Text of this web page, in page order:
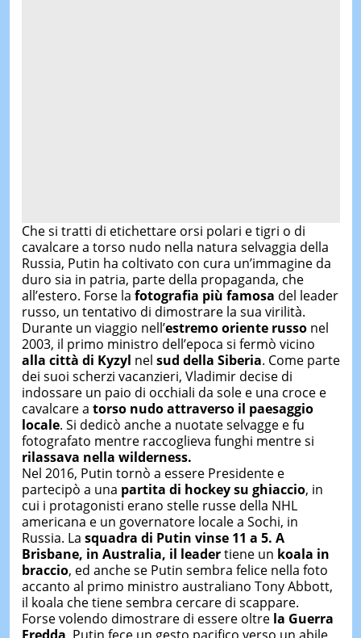
Che si tratti di etichettare orsi polari e tigri o di
cavalcare a torso nudo nella natura selvaggia della
Russia, Putin ha coltivato con cura un’immagine da
duro sia in patria, parte della propaganda, che
all’estero. Forse la fotografia più famosa del leader
russo, un tentativo di dimostrare la sua virilità.
Durante un viaggio nell’estremo oriente russonel
2003, il primo ministro dell’epoca si fermò vicino
alla città di Kyzyl nel sud della Siberia. Come parte
dei suoi scherzi vacanzieri, Vladimir decise di
indossare un paio di occhiali da sole e una croce e
cavalcare a torso nudo attraverso il paesaggio
locale. Si dedicò anche a nuotate selvagge e fu
fotografato mentre raccoglieva funghi mentre si
rilassava nella wilderness.
Nel 2016, Putin tornò a essere Presidente e
partecipò a una partita di hockey su ghiaccio, in
cui i protagonisti erano stelle russe della NHL
americana e un governatore locale a Sochi, in
Russia. La squadra di Putin vinse 11 a 5. A
Brisbane, in Australia, il leadertiene un koala in
braccio, ed anche se Putin sembra felice nella foto
accanto al primo ministro australiano Tony Abbott,
il koala che tiene sembra cercare di scappare.
Forse volendo dimostrare di essere oltrela Guerra